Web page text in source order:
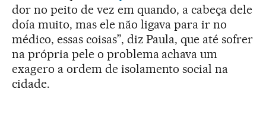
dor no peito de vez em quando, a cabeça dele
doía muito, mas ele não ligava para ir no
médico, essas coisas”, diz Paula, que até sofrer
na própria pele o problema achava um
exagero a ordem de isolamento social na
cidade.